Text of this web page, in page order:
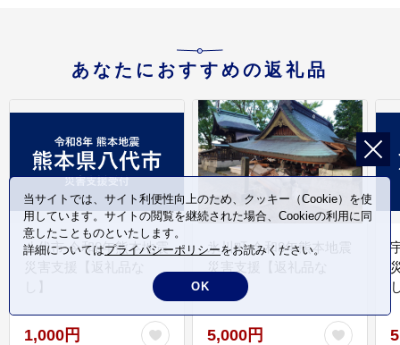
あなたにおすすめの返礼品
八代市 令和8年熊本地震
災害支援【返礼品な
し】
1,000円
氷川町 令和8年熊本地震
災害支援【返礼品な
し】
5,000円
当サイトでは、サイト利便性向上のため、クッキー（Cookie）を使
用しています。サイトの閲覧を継続された場合、Cookieの利用に同
意したことものといたします。
詳細についてはプライバシーポリシーをお読みください。
OK